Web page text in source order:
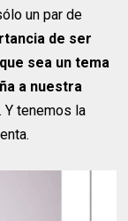
un par de
de ser
sea un tema
a nuestra
. Y tenemos la